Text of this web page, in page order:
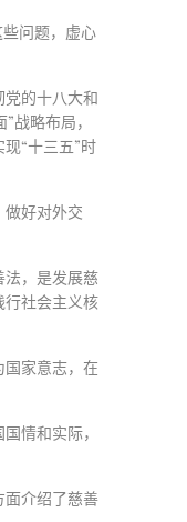
问题，虚心
的十八大和
战略布局，
“十三五”时
好对外交
法，是发展慈
行社会主义核
家意志，在
情和实际，
面介绍了慈善